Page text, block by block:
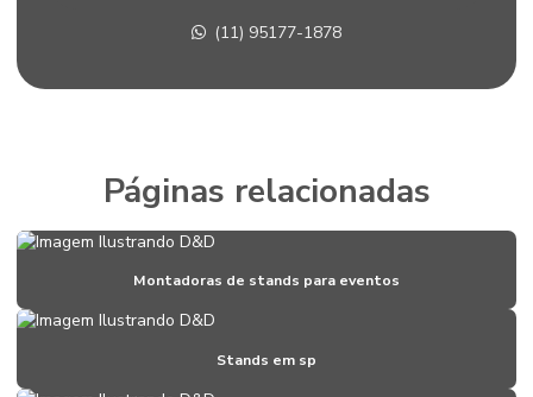
Corte router cnc acrílico
Corte router em pvc
Corte router em xps
Criação de stand para feiras
(11) 95177-1878
Páginas relacionadas
Montadoras de stands para eventos
Stands em sp